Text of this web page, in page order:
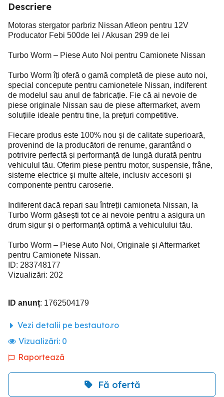
Descriere
Motoras stergator parbriz Nissan Atleon pentru 12V
Producator Febi 500de lei / Akusan 299 de lei
Turbo Worm – Piese Auto Noi pentru Camionete Nissan
Turbo Worm îți oferă o gamă completă de piese auto noi,
special concepute pentru camionetele Nissan, indiferent
de modelul sau anul de fabricație. Fie că ai nevoie de
piese originale Nissan sau de piese aftermarket, avem
soluțiile ideale pentru tine, la prețuri competitive.
Fiecare produs este 100% nou și de calitate superioară,
provenind de la producători de renume, garantând o
potrivire perfectă și performanță de lungă durată pentru
vehiculul tău. Oferim piese pentru motor, suspensie, frâne,
sisteme electrice și multe altele, inclusiv accesorii și
componente pentru caroserie.
Indiferent dacă repari sau întreții camioneta Nissan, la
Turbo Worm găsești tot ce ai nevoie pentru a asigura un
drum sigur și o performanță optimă a vehiculului tău.
Turbo Worm – Piese Auto Noi, Originale și Aftermarket
pentru Camionete Nissan.
ID: 283748177
Vizualizări: 202
ID anunț: 1762504179
Vezi detalii pe bestauto.ro
Vizualizări: 0
Raportează
Fă ofertă